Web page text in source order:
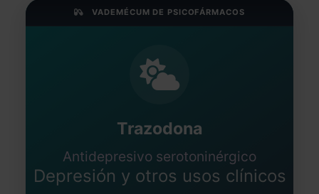
VADEMÉCUM DE PSICOFÁRMACOS
Trazodona
Antidepresivo serotoninérgico
Depresión y otros usos clínicos